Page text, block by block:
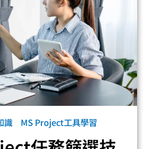
識 MS Project工具學習